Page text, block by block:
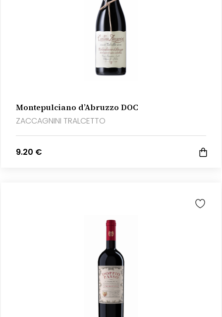
Montepulciano d’Abruzzo DOC
ZACCAGNINI TRALCETTO
9.20 €